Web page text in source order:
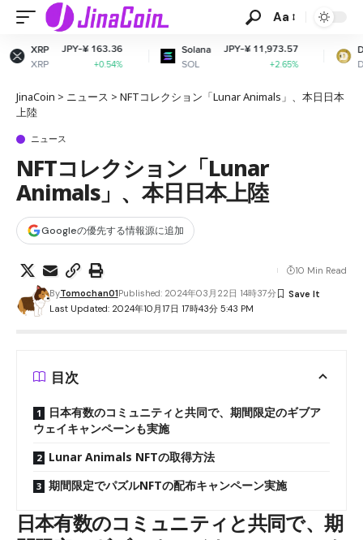
Aa
Solana
SOL
JPY-¥ 11,973.57
+2.65%
Dogecoin
DOGE
JPY-¥
JinaCoin > ニュース > NFTコレクション「Lunar Animals」、本日日本
上陸
ニュース
NFTコレクション「Lunar
Animals」、本日日本上陸
Googleの優先する情報源に追加
Last Updated: 2024年10月17日 17時43分 5:43 PM
ByTomochan01Published: 2024年03月22日 14時37分
10 Min Read
目次
日本有数のコミュニティと共同で、期間限定のギブア
ウェイキャンペーンも実施
Lunar Animals NFTの取得方法
期間限定でパズルNFTの配布キャンペーン実施
日本有数のコミュニティと共同で、期